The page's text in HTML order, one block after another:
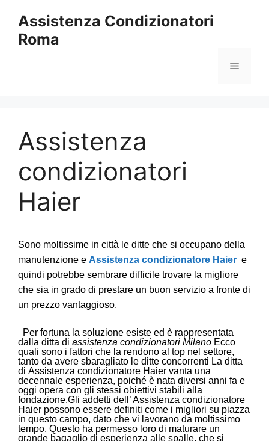
contenuto
Assistenza Condizionatori
Roma
Menu
Assistenza
condizionatori
Haier
Sono moltissime in città le ditte che si occupano della
manutenzione e Assistenza condizionatore Haier e
quindi potrebbe sembrare difficile trovare la migliore
che sia in grado di prestare un buon servizio a fronte di
un prezzo vantaggioso.
Per fortuna la soluzione esiste ed è rappresentata
dalla ditta di assistenza condizionatori Milano Ecco
quali sono i fattori che la rendono al top nel settore,
tanto da avere sbaragliato le ditte concorrenti La ditta
di Assistenza condizionatore Haier vanta una
decennale esperienza, poiché è nata diversi anni fa e
oggi opera con gli stessi obiettivi stabili alla
fondazione.Gli addetti dell’ Assistenza condizionatore
Haier possono essere definiti come i migliori su piazza
in questo campo, dato che vi lavorano da moltissimo
tempo. Questo ha permesso loro di maturare un
grande bagaglio di esperienza alle spalle, che si